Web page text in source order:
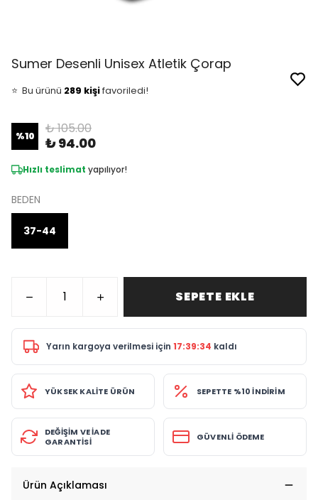
Sumer Desenli Unisex Atletik Çorap
👀 Şu an 10 kişiinceliyor!
🛒 30 kişisepetine ekledi!
%10 ₺ 105.00
₺ 94.00
Hızlı teslimat yapılıyor!
BEDEN
37-44
SEPETE EKLE
Yarın kargoya verilmesi için 17:39:34 kaldı
YÜKSEK KALİTE ÜRÜN SEPETTE %10 İNDİRİM
DEĞİŞİM VE İADE
GARANTİSİ
GÜVENLİ ÖDEME
Ürün Açıklaması